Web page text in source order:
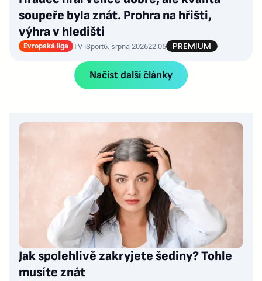
soupeře byla znát. Prohra na hřišti,
výhra v hledišti
Evropská liga TV iSport6. srpna 202622:05
Načíst další články
Jak spolehlivě zakryjete šediny? Tohle
musíte znát